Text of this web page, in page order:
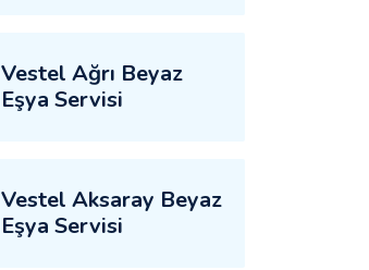
Vestel Ağrı Beyaz
Eşya Servisi
Vestel Aksaray Beyaz
Eşya Servisi